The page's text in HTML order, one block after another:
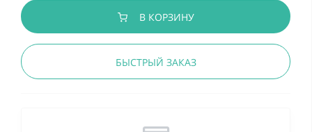
В КОРЗИНУ
БЫСТРЫЙ ЗАКАЗ